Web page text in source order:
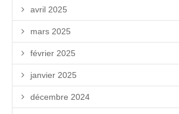
avril 2025
mars 2025
février 2025
janvier 2025
décembre 2024